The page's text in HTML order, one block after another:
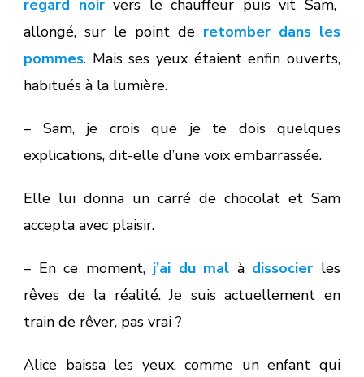
regard noirvers le chauffeur puis vit Sam,
allongé, sur le point de retomber dans les
pommes. Mais ses yeux étaient enfin ouverts,
habitués à la lumière.
– Sam, je crois que je te dois quelques
explications, dit-elle d’une voix embarrassée.
Elle lui donna un carré de chocolat et Sam
accepta avec plaisir.
– En ce moment,j’ai du mal à dissocier les
rêves de la réalité. Je suis actuellement en
train de rêver, pas vrai ?
Alice baissa les yeux, comme un enfant qui